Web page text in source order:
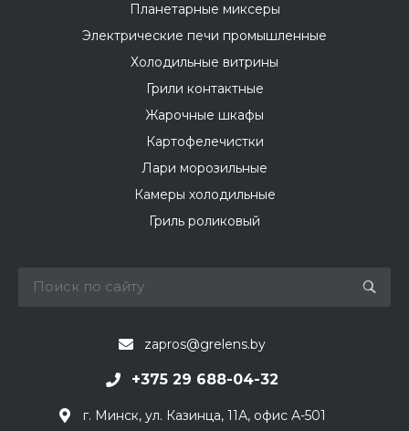
Планетарные миксеры
Электрические печи промышленные
Холодильные витрины
Грили контактные
Жарочные шкафы
Картофелечистки
Лари морозильные
Камеры холодильные
Гриль роликовый
zapros@grelens.by
+375 29 688-04-32
г. Минск, ул. Казинца, 11А, офис А-501